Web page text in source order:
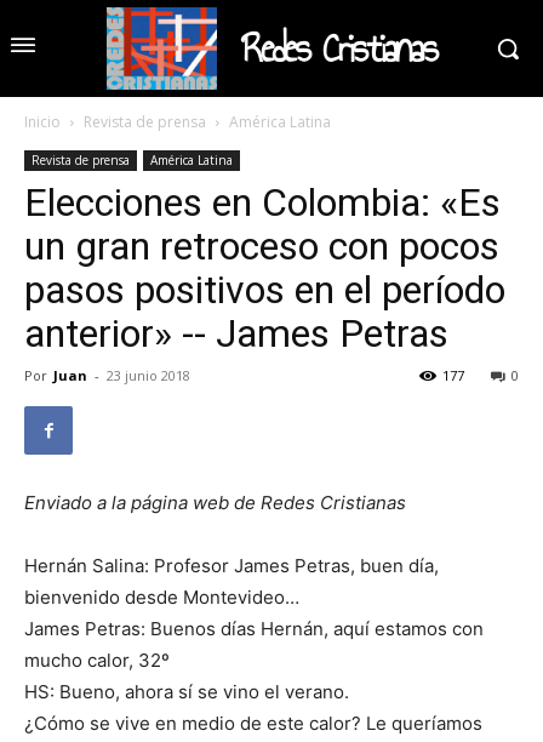
Redes Cristianas
Inicio Revista de prensa América Latina
Revista de prensa América Latina
Elecciones en Colombia: «Es
un gran retroceso con pocos
pasos positivos en el período
anterior» -- James Petras
Por Juan - 23 junio 2018 0
177
Enviado a la página web de Redes Cristianas
Hernán Salina: Profesor James Petras, buen día,
bienvenido desde Montevideo…
James Petras: Buenos días Hernán, aquí estamos con
mucho calor, 32º
HS: Bueno, ahora sí se vino el verano.
¿Cómo se vive en medio de este calor? Le queríamos